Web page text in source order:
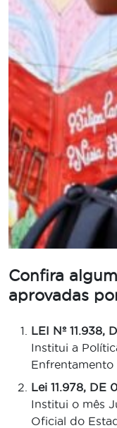
Confira
aprovadas
LEI Nº 11.938,
Institui a
Enfrentamento
Lei 11.978, DE
Institui o mês
Oficial do